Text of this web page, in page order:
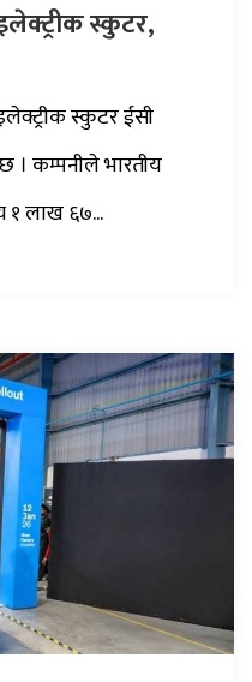
स्कुटर,
स्कुटर ईसी
। कम्पनीले भारतीय
१ लाख ६७...